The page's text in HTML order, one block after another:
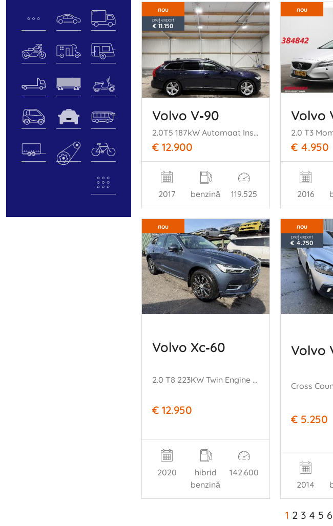
nou
preț export
€ 11.150
Volvo V‑90
2.0T5 187kW Automaat Inscription Pano
€ 12.900
2017 benzină 119.525
nou
Volvo
€ 4.950
2016
nou
Volvo Xc‑60
2.0 T8 223KW Twin Engine AWD Inscription HUD Pano Clima Navi
€ 12.950
2020
hibrid
benzină
142.600
nou
preț export
€ 4.750
Volvo
€ 5.250
2014
1 2 3 4 5 6